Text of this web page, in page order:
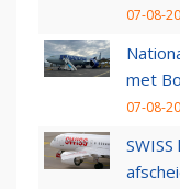
07-08-
met
07-08-